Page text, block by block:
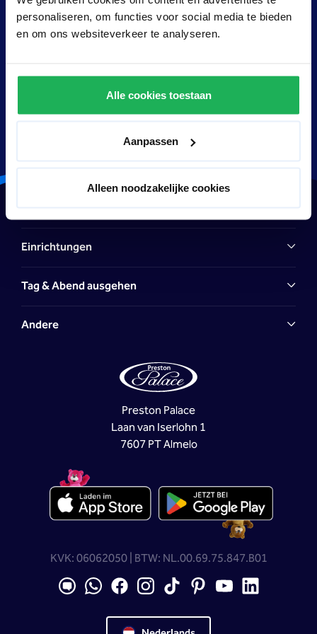
personaliseren, om functies voor social media te bieden
en om ons websiteverkeer te analyseren.
Alle cookies toestaan
Aanpassen
Alleen noodzakelijke cookies
Personen gebucht werden.
Die Zimmer für 6 Personen verfügen über ein
Zimmer können von fünf oder sechs Personen gebucht
werden.
Einrichtungen
Tag & Abend ausgehen
Andere
Preston Palace
Laan van Iserlohn 1
7607 PT Almelo
KVK: 06062050 | BTW: NL.00.69.75.847.B01